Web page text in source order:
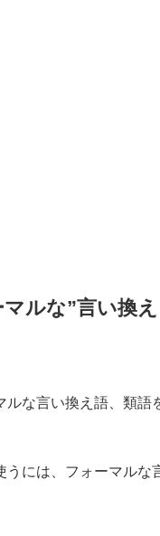
ルな”言い換
な言い換え語、類語
には、フォーマルな